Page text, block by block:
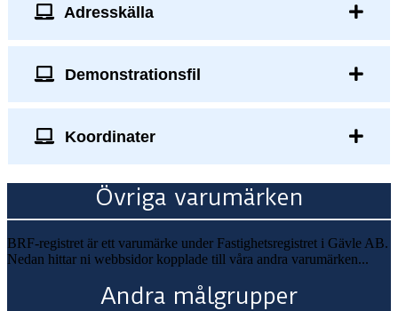
Adresskälla
Demonstrationsfil
Koordinater
Övriga varumärken
BRF-registret är ett varumärke under Fastighetsregistret i Gävle AB.
Nedan hittar ni webbsidor kopplade till våra andra varumärken...
Andra målgrupper